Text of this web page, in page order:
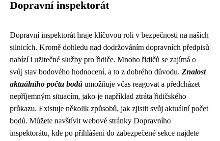
Dopravní inspektorát
Dopravní inspektorát hraje klíčovou roli v bezpečnosti na našich
silnicích. Kromě dohledu nad dodržováním dopravních předpisů
nabízí i užitečné služby pro řidiče. Mnoho řidičů se zajímá o
svůj stav bodového hodnocení, a to z dobrého důvodu. Znalost
aktuálního počtu bodů umožňuje včas reagovat a předcházet
nepříjemným situacím, jako je například ztráta řidičského
průkazu. Existuje několik způsobů, jak zjistit svůj aktuální počet
bodů. Můžete navštívit webové stránky Dopravního
inspektorátu, kde po přihlášení do zabezpečené sekce najdete